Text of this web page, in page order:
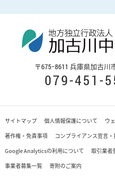
〒675−8611 兵庫県加古川
079-451-
サイトマップ 個人情報保護について
ウ
著作権・免責事項
コンプライアンス宣言
Google Analyticsの利用について
取引業者
事業者募集一覧
寄附のご案内